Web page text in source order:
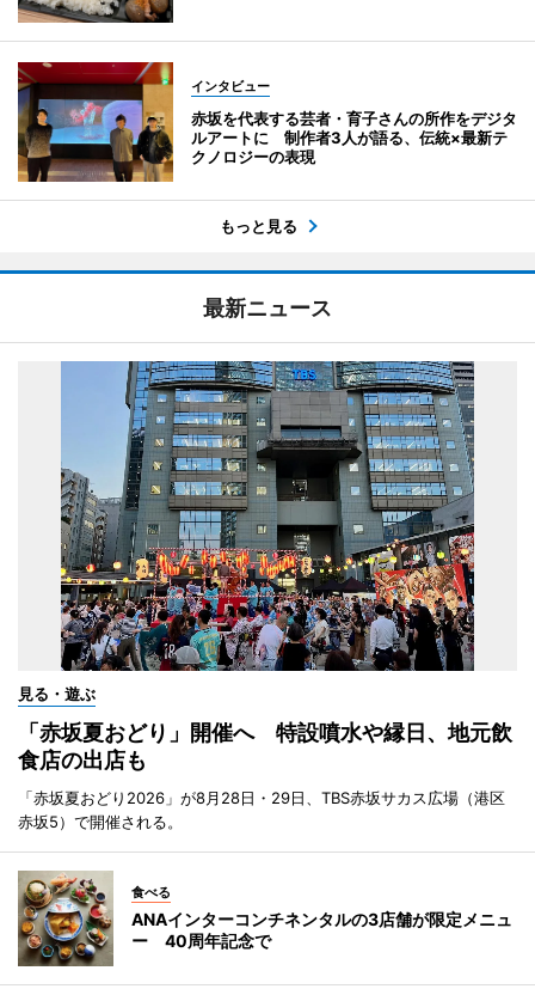
インタビュー
赤坂を代表する芸者・育子さんの所作をデジタ
ルアートに 制作者3人が語る、伝統×最新テ
クノロジーの表現
もっと見る
最新ニュース
見る・遊ぶ
「赤坂夏おどり」開催へ 特設噴水や縁日、地元飲
食店の出店も
「赤坂夏おどり2026」が8月28日・29日、TBS赤坂サカス広場（港区
赤坂5）で開催される。
食べる
ANAインターコンチネンタルの3店舗が限定メニュ
ー 40周年記念で